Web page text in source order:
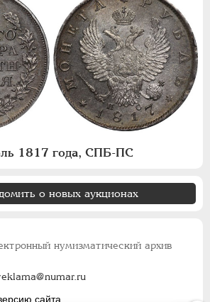
1817 года, СПБ-ПС
о новых аукционах
нумизматический архив
сайта